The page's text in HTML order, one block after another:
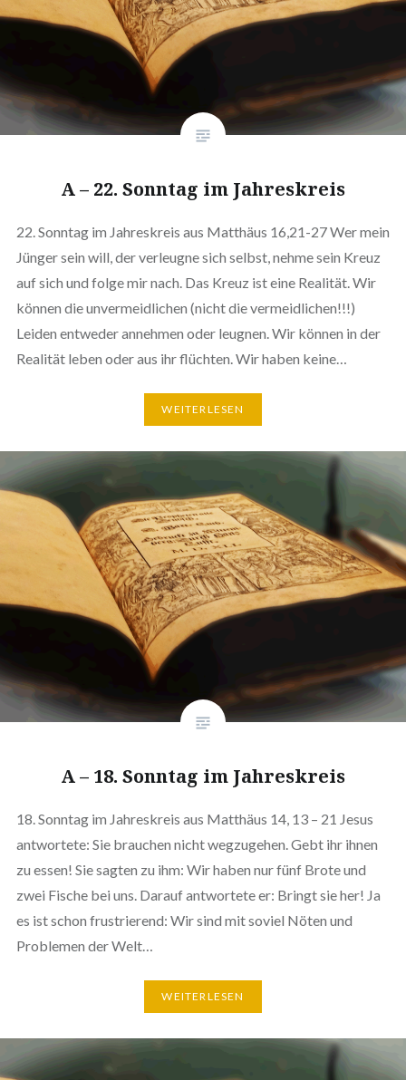
A – 22. Sonntag im Jahreskreis
22. Sonntag im Jahreskreis aus Matthäus 16,21-27 Wer mein
Jünger sein will, der verleugne sich selbst, nehme sein Kreuz
auf sich und folge mir nach. Das Kreuz ist eine Realität. Wir
können die unvermeidlichen (nicht die vermeidlichen!!!)
Leiden entweder annehmen oder leugnen. Wir können in der
Realität leben oder aus ihr flüchten. Wir haben keine…
WEITERLESEN
A – 18. Sonntag im Jahreskreis
18. Sonntag im Jahreskreis aus Matthäus 14, 13 – 21 Jesus
antwortete: Sie brauchen nicht wegzugehen. Gebt ihr ihnen
zu essen! Sie sagten zu ihm: Wir haben nur fünf Brote und
zwei Fische bei uns. Darauf antwortete er: Bringt sie her! Ja
es ist schon frustrierend: Wir sind mit soviel Nöten und
Problemen der Welt…
WEITERLESEN